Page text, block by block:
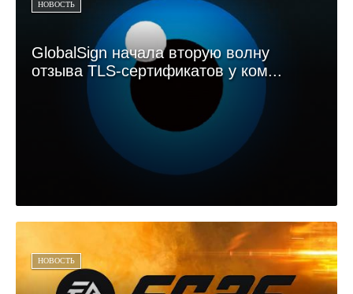
НОВОСТЬ
GlobalSign начала вторую волну
отзыва TLS-сертификатов у ком...
НОВОСТЬ